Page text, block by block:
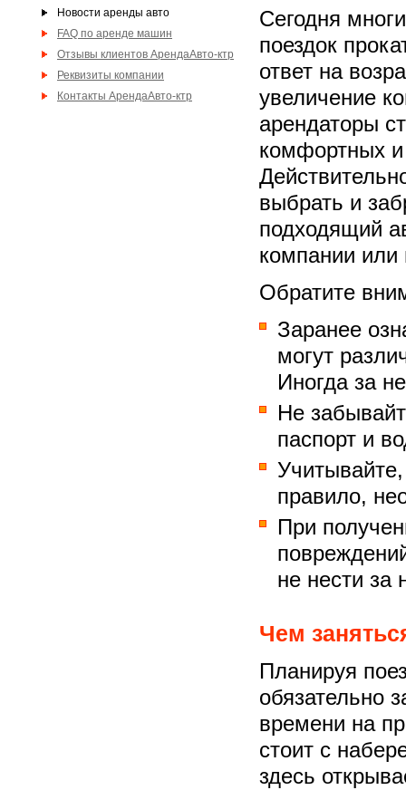
Новости аренды авто
FAQ по аренде машин
Отзывы клиентов АрендаАвто-ктр
Реквизиты компании
Контакты АрендаАвто-ктр
Сегодня
поездок
ответ на
увеличение
арендаторы
комфортных и
выбрать и
подходящий
компании или
Обратите
Заранее
могут
Иногда за
Не
паспорт и
правило,
При
не нести за
Чем
Планируя
обязательно
времени на
стоит с
здесь